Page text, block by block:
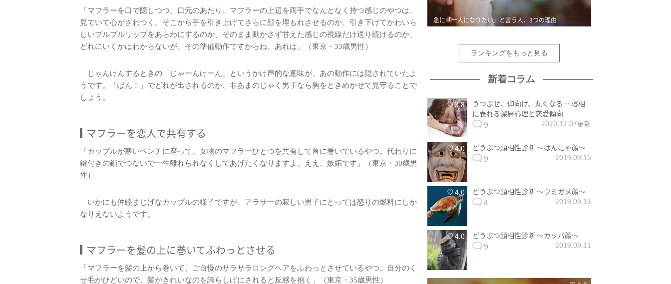
「マフラーを口で隠しつつ、口元のあたり、マフラーの上辺を両手でなんとなく持つ感じのやつは、
見ていて心がざわつく。そこから手を引き上げてさらに顔を埋もれさせるのか、引き下げてかわいら
しいプルプルリップをあらわにするのか、そのまま動かさず甘えた感じの視線だけ送り続けるのか、
どれにいくかはわからないが、その準備動作ですからね、あれは」（東京・33歳男性）
じゃんけんするときの「じゃーんけーん」というかけ声的な意味が、あの動作には隠されていたよ
うです。「ぽん！」でどれが出されるのか、非あまのじゃく男子なら胸をときめかせて見守ることで
しょう。
マフラーを恋人で共有する
「カップルが寒いベンチに座って、女物のマフラーひとつを共有して首に巻いているやつ。代わりに
鍵付きの鎖でつないで一生離れられなくしてあげたくなりますよ。ええ、嫉妬です」（東京・30歳男
性）
いかにも仲睦まじげなカップルの様子ですが、アラサーの寂しい男子にとっては怒りの燃料にしか
なりえないようです。
マフラーを髪の上に巻いてふわっとさせる
「マフラーを髪の上から巻いて、ご自慢のサラサラロングヘアをふわっとさせているやつ。自分のく
せ毛がひどいので、髪がきれいなのを誇らしげにされると反感を抱く」（東京・35歳男性）
急に「一人になりたい」と言う人、3つの理由
ランキングをもっと見る
新着コラム
3.8
うつぶせ、仰向け、丸くなる… 寝相
に表れる深層心理と恋愛傾向
9 2020.12.07更新
4.0 どうぶつ顔相性診断 〜はんにゃ顔〜
9 2019.09.15
4.0 どうぶつ顔相性診断 〜ウミガメ顔〜
4 2019.09.13
4.0 どうぶつ顔相性診断 〜カッパ顔〜
9 2019.09.11